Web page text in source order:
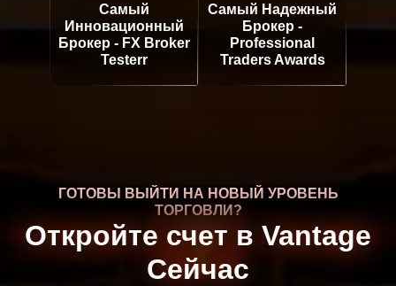
Самый
Инновационный
Брокер - FX Broker
Testerr
Самый Надежный
Брокер -
Professional
Traders Awards
ГОТОВЫ ВЫЙТИ НА НОВЫЙ УРОВЕНЬ
ТОРГОВЛИ?
Откройте счет в Vantage
Сейчас